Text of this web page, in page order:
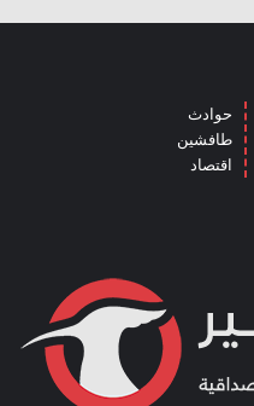
حوادث
طافشين
اقتصاد